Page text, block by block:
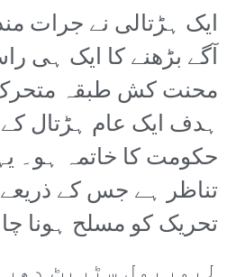
ایک ہڑتالی نے جرات
آگے بڑھنے کا ایک ہی
محنت کش طبقہ
ہدف ایک عام ہڑتال
حکومت کا خاتمہ ہو۔
تناظر ہے جس کے
تحریک کو مسلح ہونا